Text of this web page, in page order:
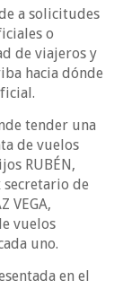
a solicitudes
o
de viajeros y
hacia dónde
tender una
de vuelos
RUBÉN,
secretario de
VEGA,
vuelos
uno.
en el